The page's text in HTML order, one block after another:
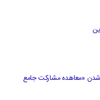
شدن «معاهده مشارکت جامع